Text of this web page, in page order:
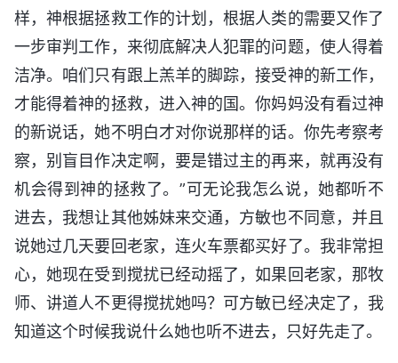
样，神根据拯救工作的计划，根据人类的需要又作了
一步审判工作，来彻底解决人犯罪的问题，使人得着
洁净。咱们只有跟上羔羊的脚踪，接受神的新工作，
才能得着神的拯救，进入神的国。你妈妈没有看过神
的新说话，她不明白才对你说那样的话。你先考察考
察，别盲目作决定啊，要是错过主的再来，就再没有
机会得到神的拯救了。”可无论我怎么说，她都听不
进去，我想让其他姊妹来交通，方敏也不同意，并且
说她过几天要回老家，连火车票都买好了。我非常担
心，她现在受到搅扰已经动摇了，如果回老家，那牧
师、讲道人不更得搅扰她吗？可方敏已经决定了，我
知道这个时候我说什么她也听不进去，只好先走了。